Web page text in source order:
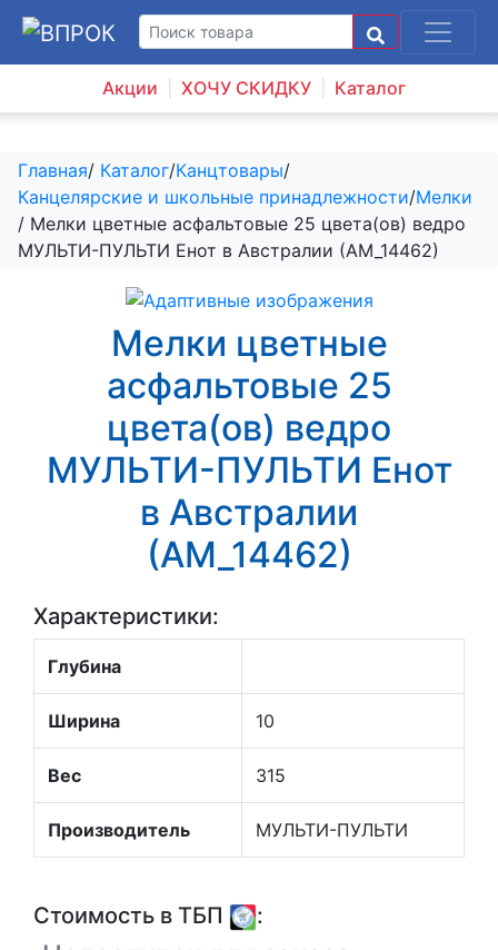
Акции ХОЧУ СКИДКУ Каталог
Главная/ Каталог/Канцтовары/
Канцелярские и школьные принадлежности/Мелки
/ Мелки цветные асфальтовые 25 цвета(ов) ведро
МУЛЬТИ-ПУЛЬТИ Енот в Австралии (АМ_14462)
Мелки цветные
асфальтовые 25
цвета(ов) ведро
МУЛЬТИ-ПУЛЬТИ Енот
в Австралии
(АМ_14462)
Характеристики:
Глубина
Ширина 10
Вес 315
Производитель МУЛЬТИ-ПУЛЬТИ
Стоимость в ТБП :